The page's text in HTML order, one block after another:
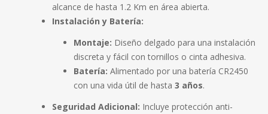
alcance de hasta 1.2 Km en área abierta.
Instalación y Batería:
Montaje: Diseño delgado para una instalación
discreta y fácil con tornillos o cinta adhesiva.
Batería: Alimentado por una batería CR2450
con una vida útil de hasta 3 años.
Seguridad Adicional: Incluye protección anti-